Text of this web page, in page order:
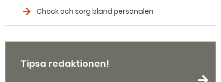
Chock och sorg bland personalen
Tipsa redaktionen!